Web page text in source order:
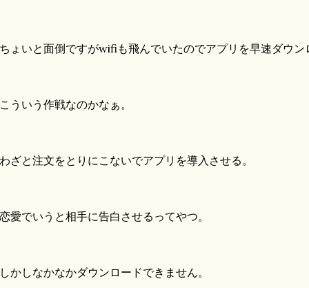
ょいと面倒ですがwifiも飛んでいたのでアプリを早速ダウン
ういう作戦なのかなぁ。
ざと注文をとりにこないでアプリを導入させる。
愛でいうと相手に告白させるってやつ。
かしなかなかダウンロードできません。